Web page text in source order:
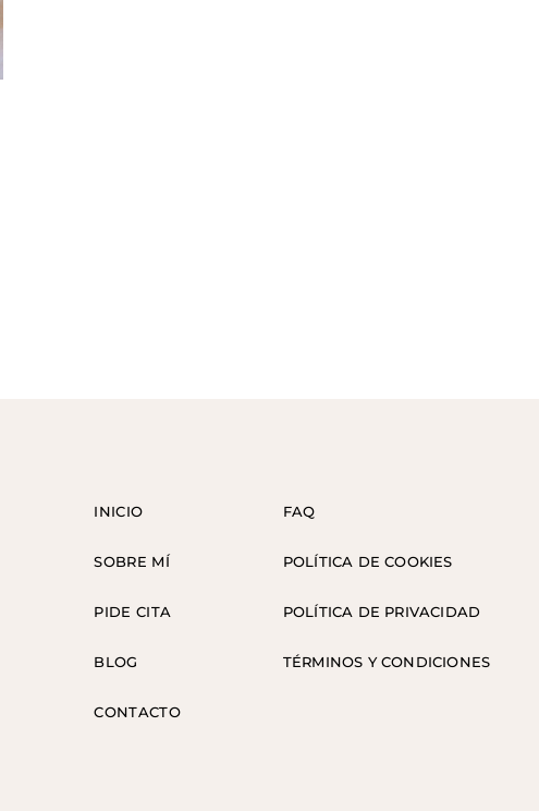
INICIO
SOBRE MÍ
PIDE CITA
BLOG
CONTACTO
FAQ
POLÍTICA DE COOKIES
POLÍTICA DE PRIVACIDAD
TÉRMINOS Y CONDICIONES